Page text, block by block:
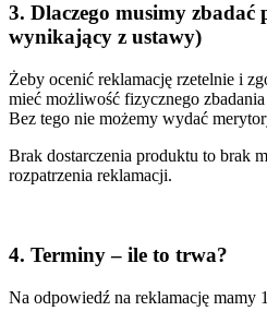
3. Dlaczego musimy
wynikający z ustawy)
Żeby ocenić reklamację rzetelnie i
mieć możliwość fizycznego
Bez tego nie możemy wydać
Brak dostarczenia produktu to brak
rozpatrzenia reklamacji.
4. Terminy – ile to trwa?
Na odpowiedź na reklamację mamy